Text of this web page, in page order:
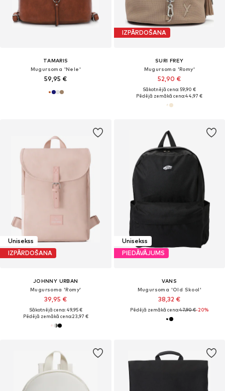
TAMARIS
Mugursoma 'Nele'
59,95 €
IZPĀRDOŠANA
SURI FREY
Mugursoma 'Romy'
52,90 €
Sākotnējā cena: 59,90 €
Pēdējā zemākā cena:44,97 €
Unisekss
IZPĀRDOŠANA
JOHNNY URBAN
Mugursoma 'Romy'
39,95 €
Sākotnējā cena: 49,95 €
Pēdējā zemākā cena:23,97 €
Unisekss
PIEDĀVĀJUMS
VANS
Mugursoma 'Old Skool'
38,32 €
Pēdējā zemākā cena:47,90 €-20%